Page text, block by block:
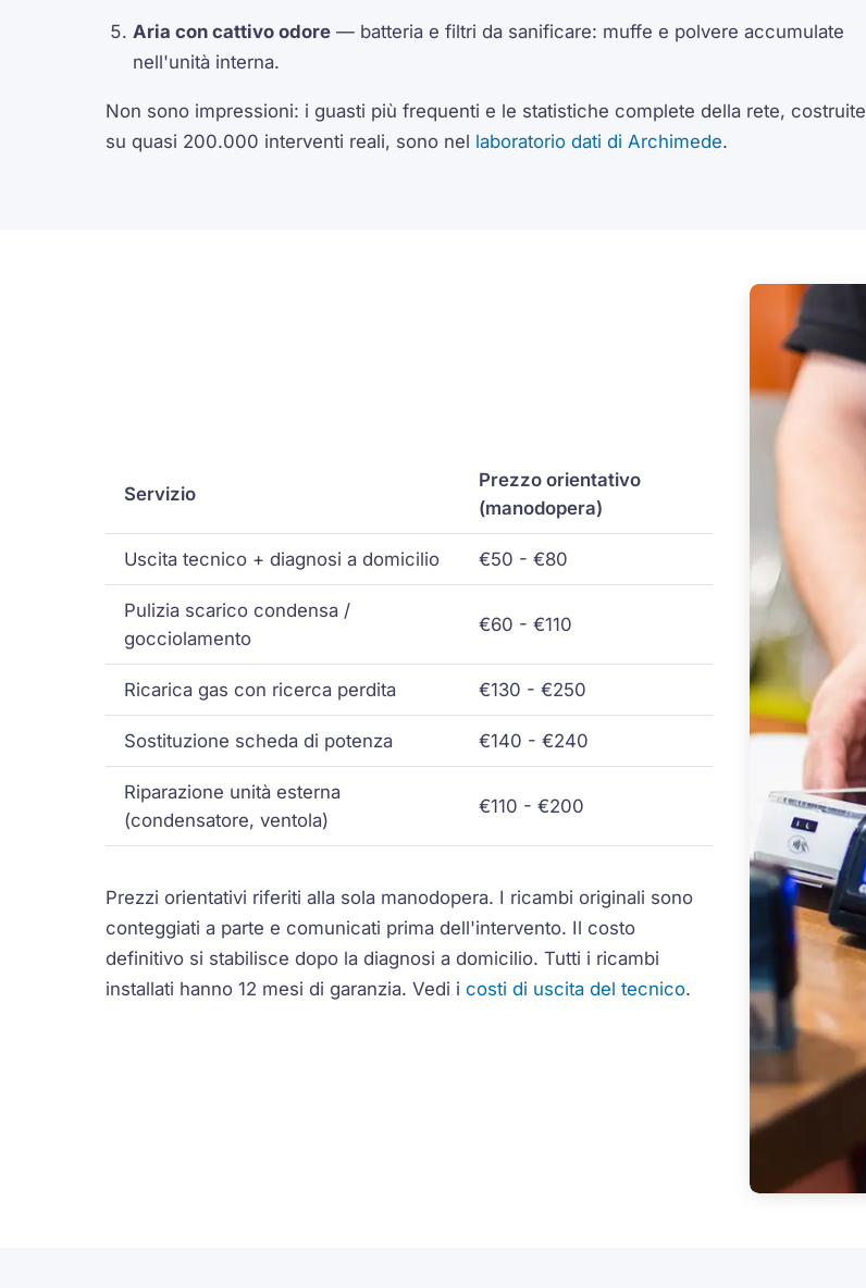
Aria con cattivo odore — batteria e filtri da sanificare: muffe e polvere accumulate
nell'unità interna.
Non sono impressioni: i guasti più frequenti e le statistiche complete della rete, costruite
su quasi 200.000 interventi reali, sono nel laboratorio dati di Archimede.
Servizio
Prezzo orientativo
(manodopera)
Uscita tecnico + diagnosi a domicilio €50 - €80
Pulizia scarico condensa /
gocciolamento
€60 - €110
Ricarica gas con ricerca perdita €130 - €250
Sostituzione scheda di potenza €140 - €240
Riparazione unità esterna
(condensatore, ventola)
€110 - €200
Prezzi orientativi riferiti alla sola manodopera. I ricambi originali sono
conteggiati a parte e comunicati prima dell'intervento. Il costo
definitivo si stabilisce dopo la diagnosi a domicilio. Tutti i ricambi
installati hanno 12 mesi di garanzia. Vedi icosti di uscita del tecnico.